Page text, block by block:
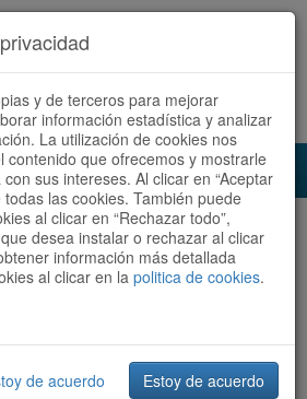
ahora Español | Català
Ordenar por:Más recientes
y de terceros para mejorar
información estadística y analizar
La utilización de cookies nos
contenido que ofrecemos y mostrarle
sus intereses. Al clicar en “Aceptar
las cookies. También puede
al clicar en “Rechazar todo”,
desea instalar o rechazar al clicar
información más detallada
al clicar en la politica de cookies.
de acuerdo Estoy de acuerdo